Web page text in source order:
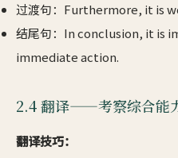
过渡句：Furthermore, it is
结尾句：In conclusion, it is
immediate action.
2.4 翻译——考察综合能
翻译技巧：